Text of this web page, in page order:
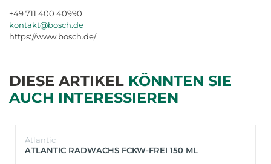
+49 711 400 40990
kontakt@bosch.de
https://www.bosch.de/
DIESE ARTIKEL KÖNNTEN SIE
AUCH INTERESSIEREN
Atlantic
ATLANTIC RADWACHS FCKW-FREI 150 ML